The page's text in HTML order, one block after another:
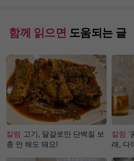
함께 읽으면 도움되는 글
칼럼 고기, 달걀로만 단백질 보
충 안 해도 돼요!
칼럼 '
래, 다